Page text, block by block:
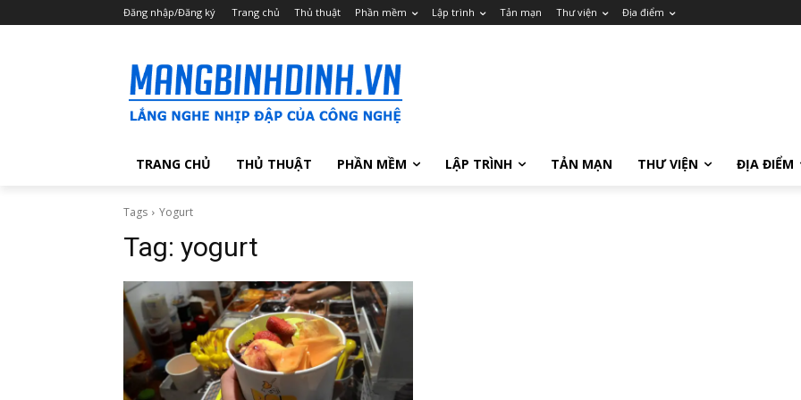
Đăng nhập/Đăng ký Trang chủ Thủ thuật Phần mềm Lập trình Tản mạn Thư viện Địa điểm
TRANG CHỦ THỦ THUẬT PHẦN MỀM LẬP TRÌNH TẢN MẠN THƯ VIỆN ĐỊA ĐIỂM
Tags Yogurt
Tag: yogurt